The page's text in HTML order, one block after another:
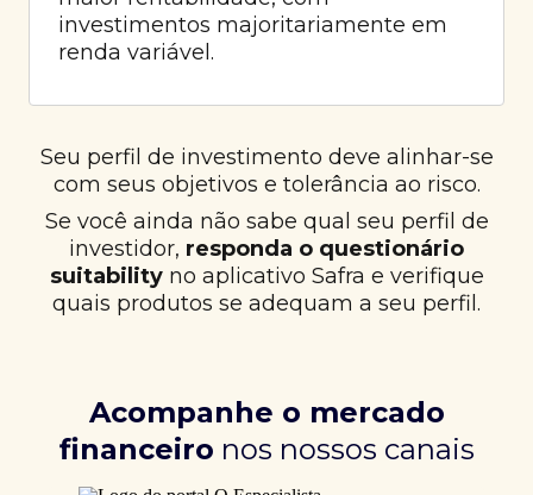
investimentos majoritariamente em
renda variável.
Seu perfil de investimento deve alinhar-se
com seus objetivos e tolerância ao risco.
Se você ainda não sabe qual seu perfil de
investidor, responda o questionário
suitabilityno aplicativo Safra e verifique
quais produtos se adequam a seu perfil.
Acompanhe o mercado
financeiro nos nossos canais